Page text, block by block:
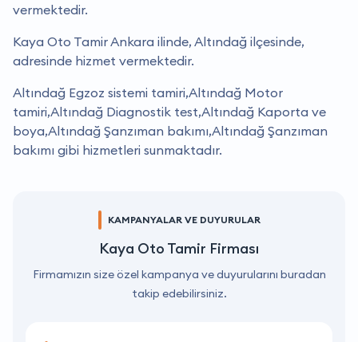
vermektedir.
Kaya Oto Tamir Ankara ilinde, Altındağ ilçesinde,
adresinde hizmet vermektedir.
Altındağ Egzoz sistemi tamiri,Altındağ Motor
tamiri,Altındağ Diagnostik test,Altındağ Kaporta ve
boya,Altındağ Şanzıman bakımı,Altındağ Şanzıman
bakımı gibi hizmetleri sunmaktadır.
KAMPANYALAR VE DUYURULAR
Kaya Oto Tamir Firması
Firmamızın size özel kampanya ve duyurularını buradan
takip edebilirsiniz.